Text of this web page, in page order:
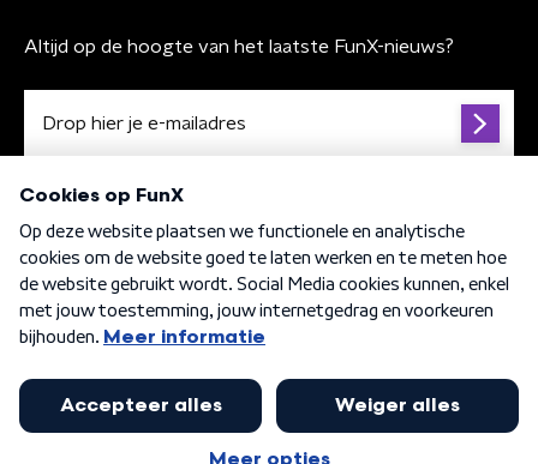
Altijd op de hoogte van het laatste FunX-nieuws?
Algemene voorwaarden Privacybeleid